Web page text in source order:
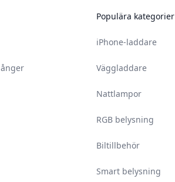
Populära kategorier
iPhone-laddare
Väggladdare
Nattlampor
RGB belysning
Biltillbehör
Smart belysning